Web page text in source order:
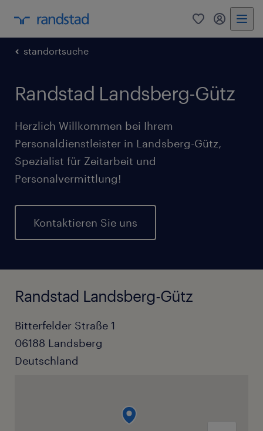
0 Mein
standortsuche
Randstad Landsberg-Gütz
Herzlich Willkommen bei Ihrem
Personaldienstleister in Landsberg-Gütz,
Spezialist für Zeitarbeit und
Personalvermittlung!
Kontaktieren Sie uns
Randstad Landsberg-Gütz
Bitterfelder Straße 1
06188 Landsberg
Deutschland